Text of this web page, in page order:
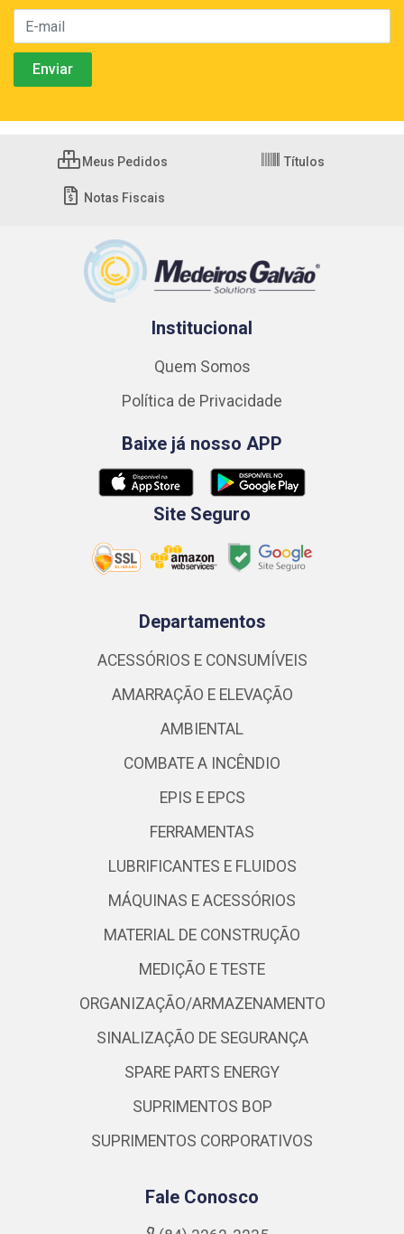
Meus Pedidos Títulos
Notas Fiscais
Institucional
Quem Somos
Política de Privacidade
Baixe já nosso APP
Site Seguro
Departamentos
ACESSÓRIOS E CONSUMÍVEIS
AMARRAÇÃO E ELEVAÇÃO
AMBIENTAL
COMBATE A INCÊNDIO
EPIS E EPCS
FERRAMENTAS
LUBRIFICANTES E FLUIDOS
MÁQUINAS E ACESSÓRIOS
MATERIAL DE CONSTRUÇÃO
MEDIÇÃO E TESTE
ORGANIZAÇÃO/ARMAZENAMENTO
SINALIZAÇÃO DE SEGURANÇA
SPARE PARTS ENERGY
SUPRIMENTOS BOP
SUPRIMENTOS CORPORATIVOS
Fale Conosco